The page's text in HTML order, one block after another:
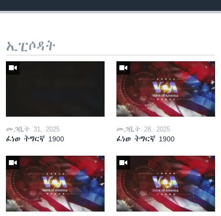
ኢፒሶዳት
መጋቢት 31, 2025
ፈነወ ትግርኛ 1900
መጋቢት 28, 2025
ፈነወ ትግርኛ 1900